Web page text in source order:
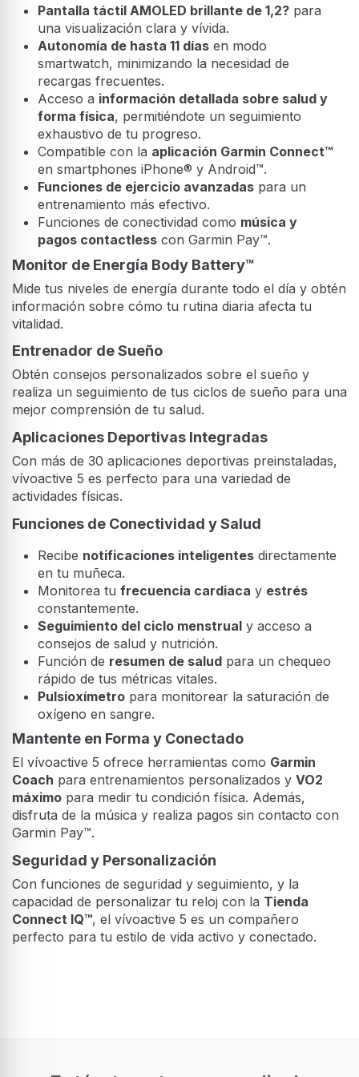
Pantalla táctil AMOLED brillante de 1,2? para
una visualización clara y vívida.
Autonomía de hasta 11 días en modo
smartwatch, minimizando la necesidad de
recargas frecuentes.
Acceso a información detallada sobre salud y
forma física, permitiéndote un seguimiento
exhaustivo de tu progreso.
Compatible con la aplicación Garmin Connect™
en smartphones iPhone® y Android™.
Funciones de ejercicio avanzadas para un
entrenamiento más efectivo.
Funciones de conectividad como música y
pagos contactless con Garmin Pay™.
Monitor de Energía Body Battery™
Mide tus niveles de energía durante todo el día y obtén
información sobre cómo tu rutina diaria afecta tu
vitalidad.
Entrenador de Sueño
Obtén consejos personalizados sobre el sueño y
realiza un seguimiento de tus ciclos de sueño para una
mejor comprensión de tu salud.
Aplicaciones Deportivas Integradas
Con más de 30 aplicaciones deportivas preinstaladas,
vívoactive 5 es perfecto para una variedad de
actividades físicas.
Funciones de Conectividad y Salud
Recibe notificaciones inteligentes directamente
en tu muñeca.
Monitorea tu frecuencia cardiaca y estrés
constantemente.
Seguimiento del ciclo menstrual y acceso a
consejos de salud y nutrición.
Función de resumen de salud para un chequeo
rápido de tus métricas vitales.
Pulsioxímetro para monitorear la saturación de
oxígeno en sangre.
Mantente en Forma y Conectado
El vívoactive 5 ofrece herramientas como Garmin
Coach para entrenamientos personalizados y VO2
máximo para medir tu condición física. Además,
disfruta de la música y realiza pagos sin contacto con
Garmin Pay™.
Seguridad y Personalización
Con funciones de seguridad y seguimiento, y la
capacidad de personalizar tu reloj con la Tienda
Connect IQ™, el vívoactive 5 es un compañero
perfecto para tu estilo de vida activo y conectado.